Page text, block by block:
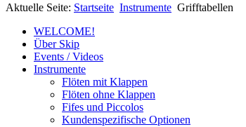
Aktuelle Seite: Startseite Instrumente Grifftabellen
WELCOME!
Über Skip
Events / Videos
Instrumente
Flöten mit Klappen
Flöten ohne Klappen
Fifes und Piccolos
Kundenspezifische Optionen